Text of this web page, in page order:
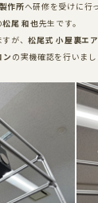
作所へ研修を受けに行
松尾 和也先生です。
すが、松尾式 小屋裏エ
ン の実機確認を行いまし